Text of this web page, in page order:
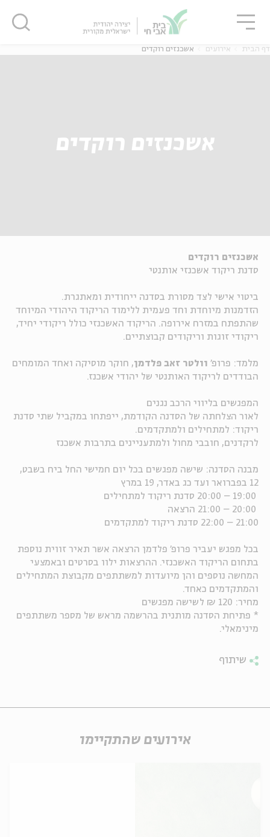
דף הבית אירועים אשכנזים רוקדים
אשכנזים רוקדים
אשכנזים רוקדים
סדנת ריקוד אשכנזי אותנטי
ביטוי אישי לצד מסורת בסדנה ייחודית ומאתגרת.
הזדמנות מיוחדת וחד פעמית ללימוד הריקוד היהודי המיוחד
שהתפתח במזרח אירופה. הריקוד האשכנזי כולל ריקודי יחיד,
ריקודי זוגות וריקודים קבוצתיים.
מלמד: פרופ' וולטר זאב פלדמן, חוקר מוסיקה ואחד המומחים
הבודדים לריקוד האותנטי של יהודי אשכנז.
המפגשים בליווי הרכב נגנים
לאור הצלחתה של הסדנה הקודמת, ייפתחו במקביל שתי סדנת
ריקוד: למתחילים ולמתקדמים.
לרקדנים, חובבי מחול ולמתעניינים בתרבות אשכנז
מבנה הסדנה: שישה מפגשים בכל יום חמישי החל ביח בשבט,
12 בפברואר ועד כג באדר, 19 במרץ
21:00 – 22:00 סדנת ריקוד למתקדמים
בכל מפגש יעביר פרופ' פלדמן הרצאה אשר תאיר זווית נוספת
בתחום הריקוד האשכנזי. ההרצאות ילוו בסרטים ובאמצעי
המחשה נוספים והן מיועדות למשתתפים מקבוצת המתחילים
והמתקדמים כאחד.
מחיר: 120 ₪ לשישה מפגשים
* פתיחת הסדנה מותנית בהרשמה מראש של מספר משתתפים
מינימאלי.
שיתוף
אירועים שהתקיימו
סגור